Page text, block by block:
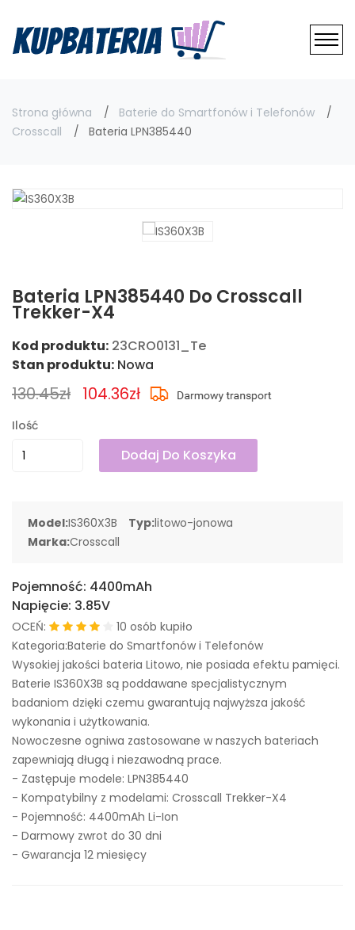
Strona główna
Baterie do Smartfonów i Telefonów
Crosscall
Bateria LPN385440
Bateria LPN385440 Do Crosscall
Trekker-X4
Kod produktu: 23CRO0131_Te
Stan produktu: Nowa
130.45zł 104.36zł
Ilość
Dodaj Do Koszyka
Model:IS360X3B Typ:litowo-jonowa
Marka:Crosscall
Pojemność: 4400mAh
Napięcie: 3.85V
OCEŃ:
10 osób kupiło
Kategoria:Baterie do Smartfonów i Telefonów
Wysokiej jakości bateria Litowo, nie posiada efektu pamięci.
Baterie IS360X3B są poddawane specjalistycznym
badaniom dzięki czemu gwarantują najwyższa jakość
wykonania i użytkowania.
Nowoczesne ogniwa zastosowane w naszych bateriach
zapewniają długą i niezawodną prace.
- Zastępuje modele: LPN385440
- Kompatybilny z modelami: Crosscall Trekker-X4
- Pojemność: 4400mAh Li-Ion
- Darmowy zwrot do 30 dni
- Gwarancja 12 miesięcy